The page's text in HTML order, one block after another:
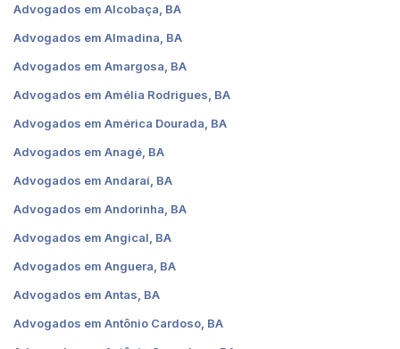
Advogados em Alcobaça, BA
Advogados em Almadina, BA
Advogados em Amargosa, BA
Advogados em Amélia Rodrigues, BA
Advogados em América Dourada, BA
Advogados em Anagé, BA
Advogados em Andaraí, BA
Advogados em Andorinha, BA
Advogados em Angical, BA
Advogados em Anguera, BA
Advogados em Antas, BA
Advogados em Antônio Cardoso, BA